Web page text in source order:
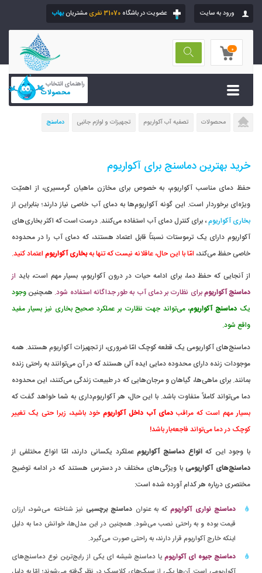
ورود به سایت عضویت در باشگاه 31070 نفری مشتریانبهاب
0
راهنمای انتخاب
محصولات
محصولات تصفیه آب آکواریوم تجهیزات و لوازم جانبی دماسنج
خرید بهترین دماسنج برای آکواریوم
حفظ دمای مناسب آکواریوم، به خصوص برای مخازن ماهیان گرمسیری، از اهمیّت
ویژه‌ای برخوردار است. این گونه آکواریوم‌ها به دمای آب خاصی نیاز دارند؛ بنابراین از
بخاری آکواریوم، برای کنترل دمای آب استفاده می‌کنند. درست است که اکثر بخاری‌های
آکواریوم دارای یک ترموستات نسبتاً قابل اعتماد هستند، که دمای آب را در محدوده
خاصی حفظ می‌کند، امّا با این حال، عاقلانه نیست که تنها بهبخاری آکواریوم اعتماد کنید.
از آنجایی که حفظ دما، برای ادامه حیات در درون آکواریوم، بسیار مهم است، باید از
دماسنج آکواریومبرای نظارت بر دمای آب به طور جداگانه استفاده شود. همچنین وجود
یک دماسنج آکواریوم، می‌تواند جهت نظارت بر عملکرد صحیح بخاری نیز بسیار مفید
واقع شود.
دماسنج‌های آکواریومی یک قطعه کوچک امّا ضروری، از تجهیزات آکواریوم هستند. همه
موجودات زنده دارای محدوده دمایی ایده آلی هستند که در آن می‌توانند به راحتی زنده
بمانند. برای ماهی‌ها، گیاهان و مرجان‌هایی که در طبیعت زندگی می‌کنند، این محدوده
دما می‌تواند کاملاً متفاوت باشد. با این حال، هر آکواریوم‌داری به شما خواهد گفت که
بسیار مهم است که مراقب دمای آب داخل آکواریوم خود باشید، زیرا حتی یک تغییر
کوچک در دما می‌تواند فاجعه‌بار باشد!
با وجود این کهانواع دماسنج‌ آکواریومعملکرد یکسانی دارند، امّا انواع مختلفی از
دماسنج‌های آکواریومیبا ویژگی‌های مختلف در دسترس هستند که در ادامه توضیح
مختصری درباره هر کدام آورده شده است:
دماسنج نواری آکواریومکه به عنوان دماسنج برچسبی نیز شناخته می‌شود، ارزان
قیمت بوده و به راحتی نصب می‌شود. همچنین در این مدل‌ها، خوانش دما به دلیل
اینکه خارج آکواریوم قرار دارند، به راحتی صورت می‌گیرد.
دماسنج جیوه ای آکواریومیا دماسنج شیشه ای یکی از رایج‌ترین نوع دماسنج‌های